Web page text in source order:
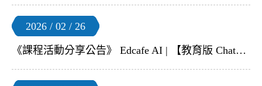
2026 / 02 / 26
《課程活動分享公告》 Edcafe AI | 【教育版 ChatGPT–Edcafe AI】3 月免費線上教師研習